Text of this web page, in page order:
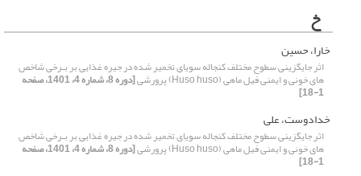
خ
خارا، حسین
اثر جایگزینی سطوح مختلف کنجاله سویای تخمیر شده در جیره غذایی بر بـرخی شاخص
های خونی و ایمنی فیل ماهی (Huso huso) پرورشی [دوره 8، شماره 4، 1401، صفحه
1-18]
خدادوست، علی
اثر جایگزینی سطوح مختلف کنجاله سویای تخمیر شده در جیره غذایی بر بـرخی شاخص
های خونی و ایمنی فیل ماهی (Huso huso) پرورشی [دوره 8، شماره 4، 1401، صفحه
1-18]